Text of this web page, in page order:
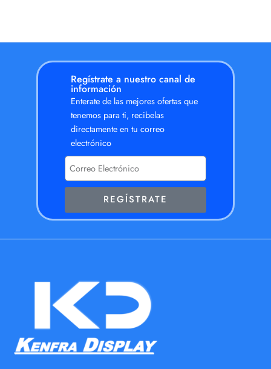
Regístrate a nuestro canal de
información
Enterate de las mejores ofertas que
tenemos para ti, recibelas
directamente en tu correo
electrónico
REGÍSTRATE